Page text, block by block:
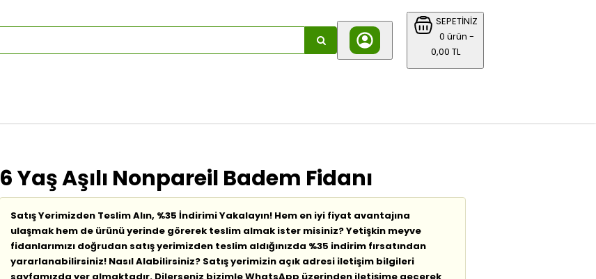
SEPETİNİZ
0 ürün -
0,00 TL
6 Yaş Aşılı Nonpareil Badem Fidanı
Satış Yerimizden Teslim Alın, %35 İndirimi Yakalayın! Hem en iyi fiyat avantajına
ulaşmak hem de ürünü yerinde görerek teslim almak ister misiniz? Yetişkin meyve
fidanlarımızı doğrudan satış yerimizden teslim aldığınızda %35 indirim fırsatından
yararlanabilirsiniz! Nasıl Alabilirsiniz? Satış yerimizin açık adresi iletişim bilgileri